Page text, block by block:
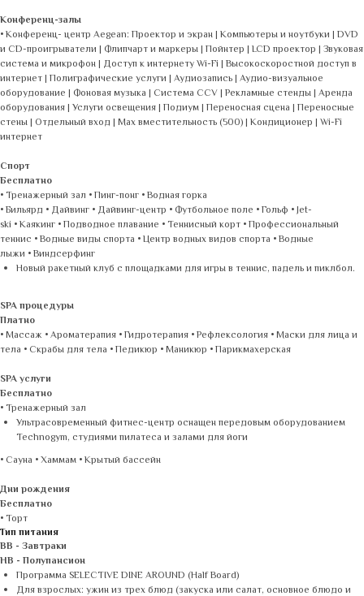
Конференц-залы
• Конференц- центр Aegean: Проектор и экран | Компьютеры и ноутбуки | DVD
и CD-проигрыватели | Флипчарт и маркеры | Пойнтер | LCD проектор | Звуковая
система и микрофон | Доступ к интернету Wi-Fi | Высокоскоростной доступ в
интернет | Полиграфические услуги | Аудиозапись | Аудио-визуальное
оборудование | Фоновая музыка | Система CCV | Рекламные стенды | Аренда
оборудования | Услуги освещения | Подиум | Переносная сцена | Переносные
стены | Отдельный вход | Max вместительность (500) | Кондиционер | Wi-Fi
интернет
Спорт
Бесплатно
• Тренажерный зал • Пинг-понг • Водная горка
• Бильярд • Дайвинг • Дайвинг-центр • Футбольное поле • Гольф • Jet-
ski • Каякинг • Подводное плавание • Теннисный корт • Профессиональный
теннис • Водные виды спорта • Центр водных видов спорта • Водные
лыжи • Виндсерфинг
Новый ракетный клуб с площадками для игры в теннис, падель и пиклбол.
SPA процедуры
Платно
• Массаж • Ароматерапия • Гидротерапия • Рефлексология • Маски для лица и
тела • Скрабы для тела • Педикюр • Маникюр • Парикмахерская
SPA услуги
Бесплатно
• Тренажерный зал
Ультрасовременный фитнес-центр оснащен передовым оборудованием
Technogym, студиями пилатеса и залами для йоги
• Сауна • Хаммам • Крытый бассейн
Дни рождения
Бесплатно
• Торт
Тип питания
BB - Завтраки
HB - Полупансион
Программа SELECTIVE DINE AROUND (Half Board)
Для взрослых: ужин из трех блюд (закуска или салат, основное блюдо и